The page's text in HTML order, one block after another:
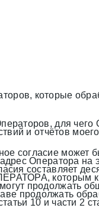
которые
для
и отчётов
согласие
Оператора на
составляет
которым
продолжать
10 и части